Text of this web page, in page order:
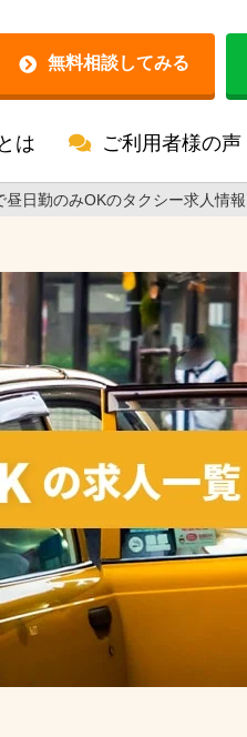
無料相談してみる
は ご利用者様の声
昼日勤のみOKのタクシー求人情報